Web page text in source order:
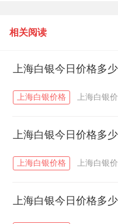
相关阅读
上海白银今日价格多
上海白银价格 上海白银
上海白银今日价格多
上海白银价格 上海白银
上海白银今日价格多